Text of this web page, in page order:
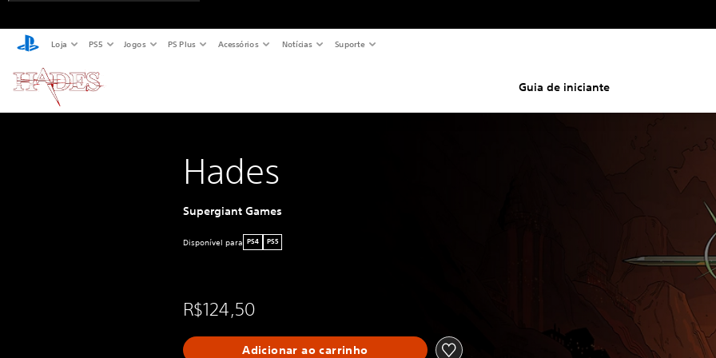
Loja PS5 Jogos PS Plus Acessórios Notícias Suporte
Guia de iniciante
Hades
Supergiant Games
Disponível para PS4 PS5
R$124,50
Adicionar ao carrinho